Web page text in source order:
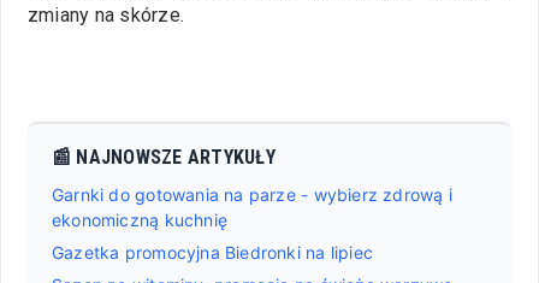
zmiany na skórze.
📰 NAJNOWSZE ARTYKUŁY
Garnki do gotowania na parze - wybierz zdrową i
ekonomiczną kuchnię
Gazetka promocyjna Biedronki na lipiec